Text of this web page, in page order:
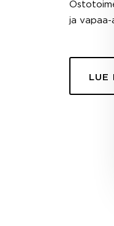
ja vapaa-
LUE